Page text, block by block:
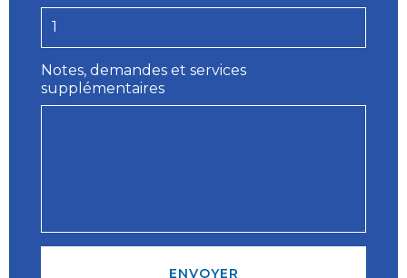
Notes, demandes et services
supplémentaires
ENVOYER